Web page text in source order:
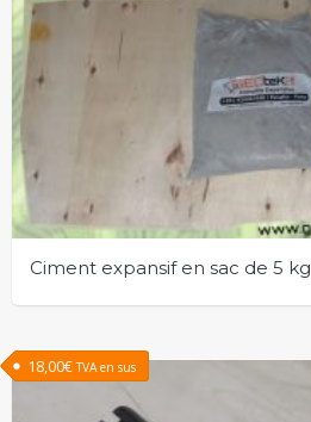
Ciment expansif en sac de 5 kg
18,00€ TVA en sus